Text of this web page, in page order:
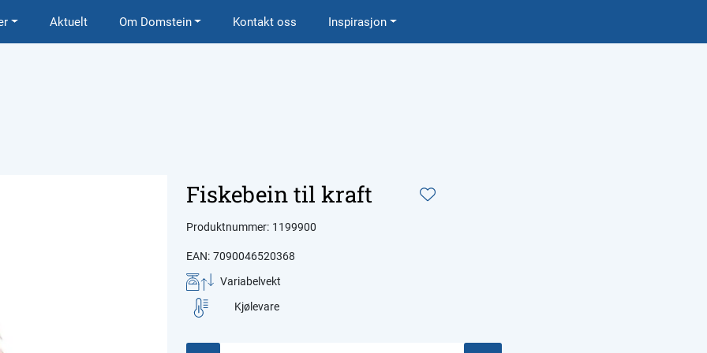
Aktuelt Om Domstein Kontakt oss Inspirasjon
Fiskebein til kraft
Produktnummer: 1199900
EAN: 7090046520368
Variabelvekt
Kjølevare